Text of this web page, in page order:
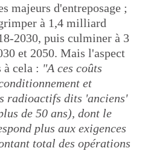
majeurs d'entreposage ;
à 1,4 milliard
2030, puis culminer à 3
et 2050. Mais l'aspect
cela : "A ces coûts
et
radioactifs dits 'anciens'
de 50 ans), dont le
plus aux exigences
total des opérations